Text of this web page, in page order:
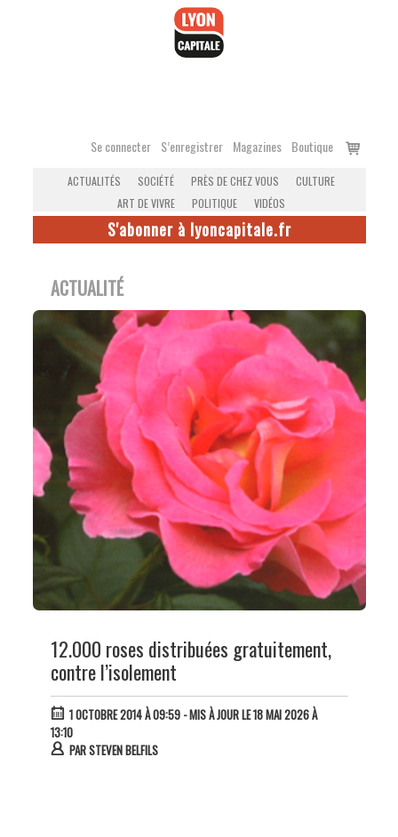
Se connecter S’enregistrer Magazines Boutique
Voir
ACTUALITÉS SOCIÉTÉ PRÈS DE CHEZ VOUS
CULTURE
ART DE VIVRE
POLITIQUE VIDÉOS
S'abonner à lyoncapitale.fr
ACTUALITÉ
12.000 roses distribuées gratuitement,
contre l’isolement
1 OCTOBRE 2014 À 09:59- MIS À JOUR LE 18 MAI 2026 À
13:10
PARSTEVEN BELFILS